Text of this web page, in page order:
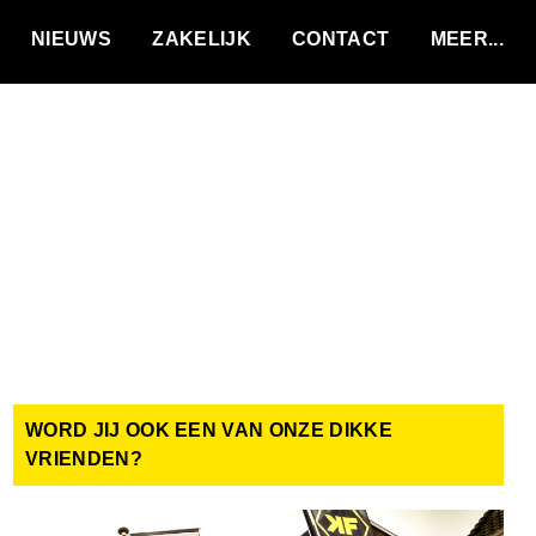
NIEUWS ZAKELIJK CONTACT
WORD JIJ OOK EEN VAN ONZE DIKKE
VRIENDEN?